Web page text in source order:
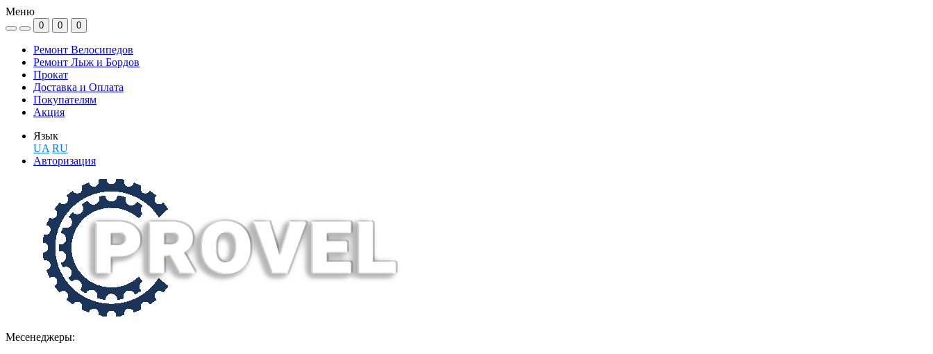
Меню
0 0 0
Ремонт Велосипедов
Ремонт Лыж и Бордов
Прокат
Доставка и Оплата
Покупателям
Акция
Язык
UA RU
Авторизация
Месенеджеры: